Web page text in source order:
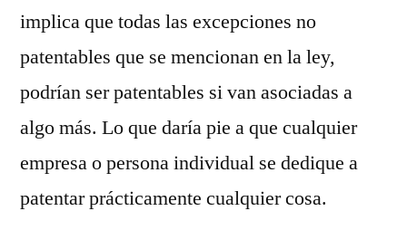
implica que todas las excepciones no
patentables que se mencionan en la ley,
podrían ser patentables si van asociadas a
algo más. Lo que daría pie a que cualquier
empresa o persona individual se dedique a
patentar prácticamente cualquier cosa.